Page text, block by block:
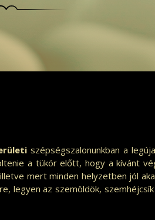
szépségszalonunkban a
a tükör előtt, hogy a kívánt
mert minden helyzetben jól
legyen az szemöldök,